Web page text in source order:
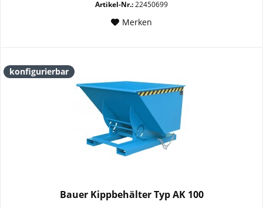
Artikel-Nr.:22450699
Merken
konfigurierbar
Bauer Kippbehälter Typ AK 100